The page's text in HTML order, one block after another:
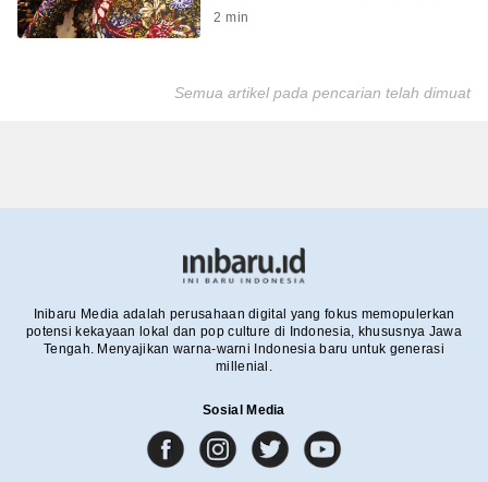
2 min
Semua artikel pada pencarian telah dimuat
Inibaru Media adalah perusahaan digital yang fokus memopulerkan
potensi kekayaan lokal dan pop culture di Indonesia, khususnya Jawa
Tengah. Menyajikan warna-warni Indonesia baru untuk generasi
millenial.
Sosial Media